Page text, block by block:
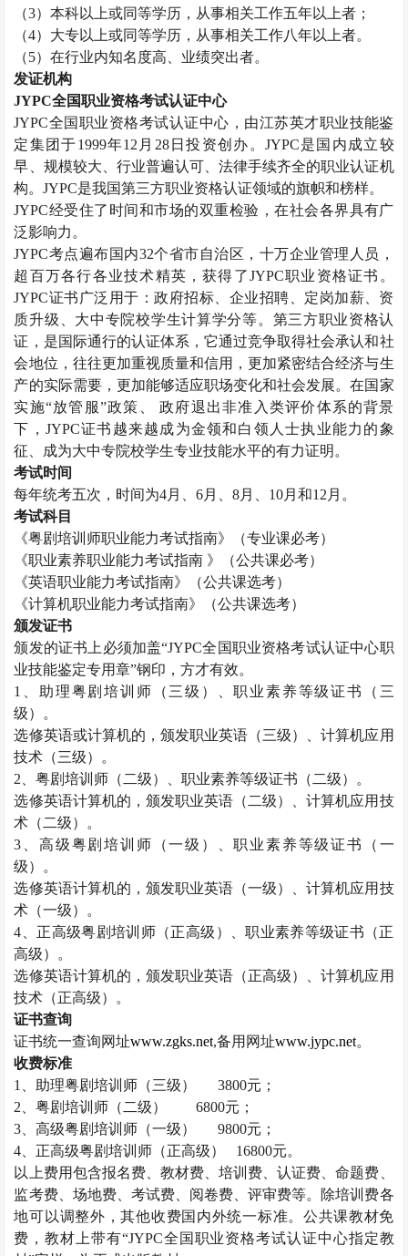
（3）本科以上或同等学历，从事相关工作五年以上者；
（4）大专以上或同等学历，从事相关工作八年以上者。
（5）在行业内知名度高、业绩突出者。
发证机构
JYPC全国职业资格考试认证中心
JYPC全国职业资格考试认证中心，由江苏英才职业技能鉴
定集团于1999年12 月 28日投资创办。 JYPC是国内成立较
早、规模较大、行业普遍认可、法律手续齐全的职业认证机
构。JYPC是我国第三方职业资格认证领域的旗帜和榜样。
JYPC经受住了时间和市场的双重检验，在社会各界具有广
泛影响力。
JYPC考点遍布国内32个省市自治区，十万企业管理人员，
超百万各行各业技术精英，获得了JYPC职业资格证书。
JYPC证书广泛用于：政府招标、企业招聘、定岗加薪、资
质升级、大中专院校学生计算学分等。第三方职业资格认
证，是国际通行的认证体系，它通过竞争取得社会承认和社
会地位，往往更加重视质量和信用，更加紧密结合经济与生
产的实际需要，更加能够适应职场变化和社会发展。在国家
实施“放管服”政策、 政府退出非准入类评价体系的背景
下， JYPC证书越来越成为金领和白领人士执业能力的象
征、成为大中专院校学生专业技能水平的有力证明。
考试时间
每年统考五次，时间为4月、6月、8月、 10月和12 月。
考试科目
《粤剧培训师职业能力考试指南》（专业课必考）
《职业素养职业能力考试指南 》（公共课必考）
《英语职业能力考试指南》（公共课选考）
《计算机职业能力考试指南》（公共课选考）
颁发证书
颁发的证书上必须加盖“JYPC全国职业资格考试认证中心职
业技能鉴定专用章”钢印，方才有效。
1
、助理粤剧培训师（三级）、职业素养等级证书（三
级）。
选修英语或计算机的，颁发职业英语（三级）、计算机应用
技术（三级）。
2 、粤剧培训师（二级）、职业素养等级证书（二级）。
选修英语计算机的，颁发职业英语（二级）、计算机应用技
术（二级）。
3 、高级粤剧培训师（一级）、职业素养等级证书（一
级）。
选修英语计算机的，颁发职业英语（一级）、计算机应用技
术（一级）。
4 、正高级粤剧培训师（正高级）、职业素养等级证书（正
高级）。
选修英语计算机的，颁发职业英语（正高级）、计算机应用
技术（正高级）。
证书查询
证书统一查询网址www.zgks.net,备用网址www.jypc.net。
收费标准
1
、助理粤剧培训师（三级） 3800元；
2 、粤剧培训师（二级） 6800元；
3 、高级粤剧培训师（一级） 9800元；
4 、正高级粤剧培训师（正高级） 16800元。
以上费用包含报名费、教材费、培训费、认证费、命题费、
监考费、场地费、考试费、阅卷费、评审费等。除培训费各
地可以调整外，其他收费国内外统一标准。公共课教材免
费，教材上带有“JYPC全国职业资格考试认证中心指定教